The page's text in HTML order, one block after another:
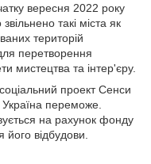
вересня 2022 року
такі міста як
територій
перетворення
мистецтва та інтер'єру.
проект Сенси
переможе.
на рахунок фонду
відбудови.